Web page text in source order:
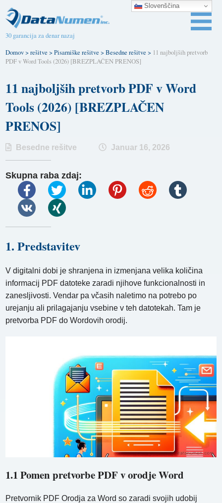
30 garancija za denar nazaj
Domov>rešitve >Pisarniške rešitve >Besedne rešitve > 11 najboljših pretvorb
PDF v Word Tools (2026) [BREZPLAČEN PRENOS]
11 najboljših pretvorb PDF v Word
Tools (2026) [BREZPLAČEN
PRENOS]
Besedne rešitve Januar 16, 2026
Skupna raba zdaj:
1. Predstavitev
V digitalni dobi je shranjena in izmenjana velika količina
informacij PDF datoteke zaradi njihove funkcionalnosti in
zanesljivosti. Vendar pa včasih naletimo na potrebo po
urejanju ali prilagajanju vsebine v teh datotekah. Tam je
pretvorba PDF do Wordovih orodij.
1.1 Pomen pretvorbe PDF v orodje Word
Pretvornik PDF Orodja za Word so zaradi svojih udobij
Slovenščina